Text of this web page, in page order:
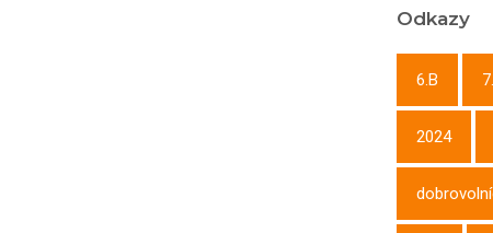
Odkazy
6.B
2024